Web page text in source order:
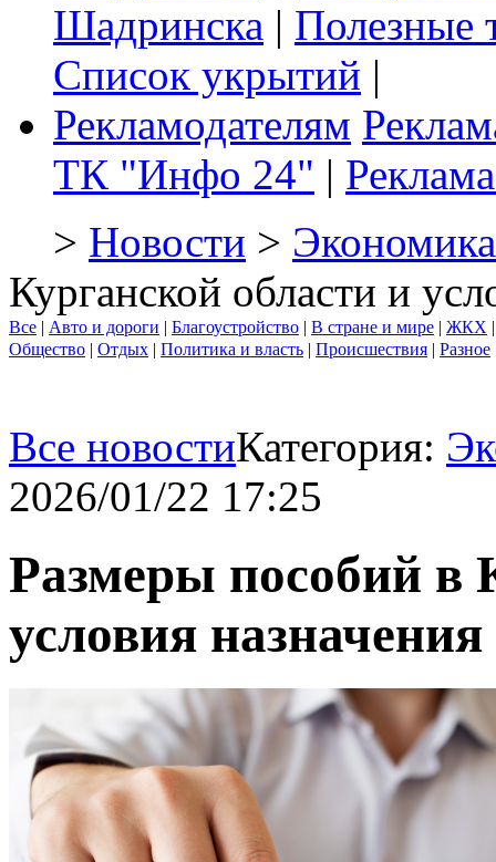
Шадринска | Полезные
Список укрытий |
Рекламодателям
ТК "Инфо 24" |
> Новости >
Курганской области и
Все | Авто и дороги | Благоустройство | В стране и мире | ЖКХ
Общество | Отдых | Политика и власть | Происшествия | Разное
Все новостиКатегория:
2026/01/22 17:25
Размеры пособий в
условия назначения